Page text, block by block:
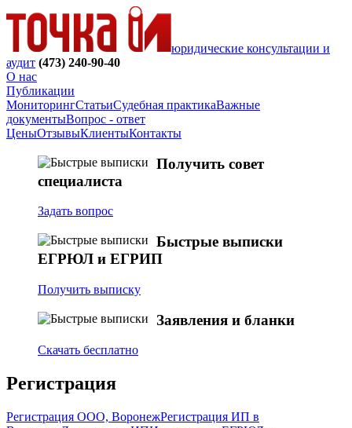
юридические консультации и
аудит (473) 240-90-40
О нас
Публикации
МониторингСтатьиСудебная практикаВажные
документыВопрос - ответ
ЦеныОтзывыКлиентыКонтакты
Получить совет
специалиста
Задать вопрос
Быстрые выписки
ЕГРЮЛ и ЕГРИП
Получить выписку
Заявления и бланки
Скачать бесплатно
Регистрация
Регистрация ООО, ВоронежРегистрация ИП в